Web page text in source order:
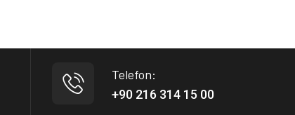
Telefon:
+90 216 314 15 00